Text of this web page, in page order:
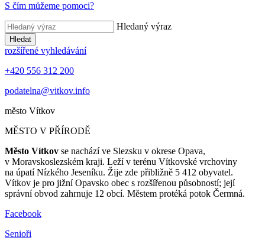
S čím můžeme pomoci?
Hledaný výraz
Hledat
rozšířené vyhledávání
+420 556 312 200
podatelna@vitkov.info
město Vítkov
MĚSTO V PŘÍRODĚ
Město Vítkov se nachází ve Slezsku v okrese Opava,
v Moravskoslezském kraji. Leží v terénu Vítkovské vrchoviny
na úpatí Nízkého Jeseníku. Žije zde přibližně 5 412 obyvatel.
Vítkov je pro jižní Opavsko obec s rozšířenou působností; její
správní obvod zahrnuje 12 obcí. Městem protéká potok Čermná.
Facebook
Senioři